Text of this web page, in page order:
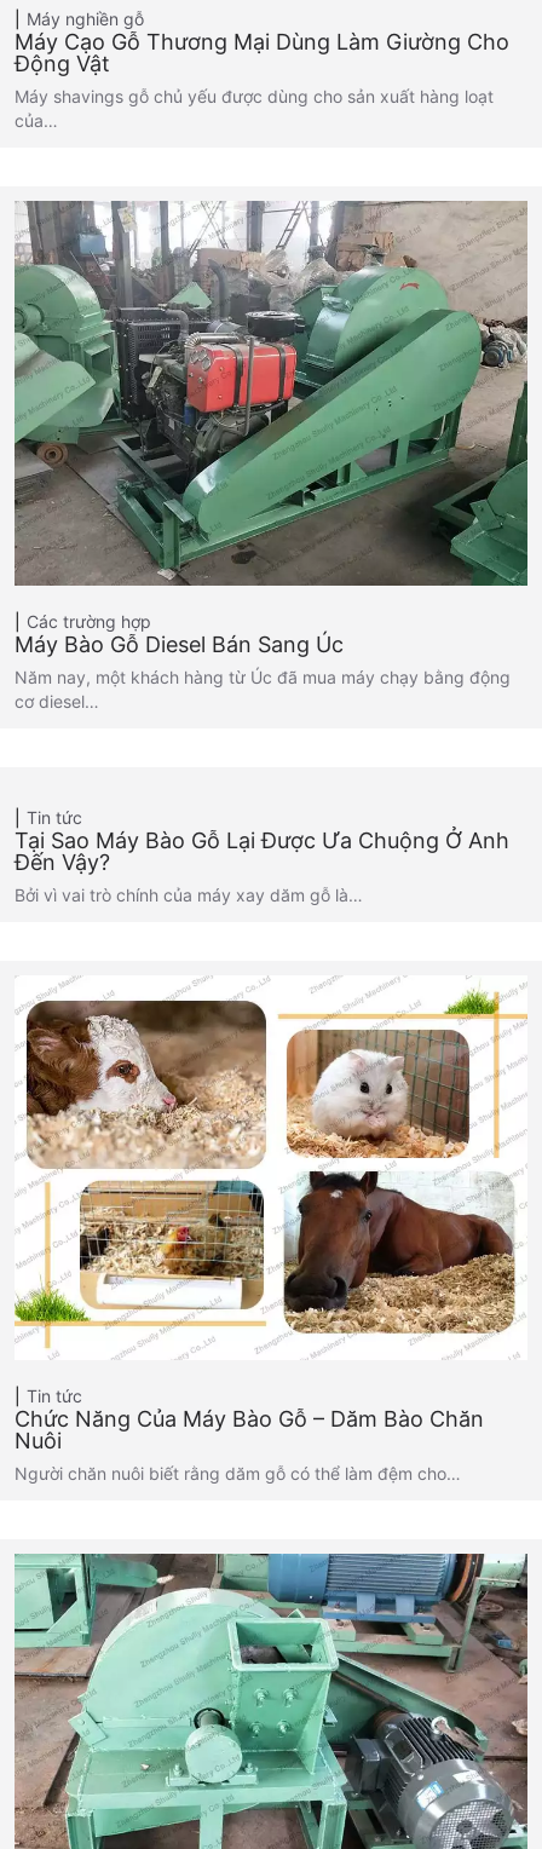
Máy nghiền gỗ
Máy Cạo Gỗ Thương Mại Dùng Làm Giường Cho
Động Vật
Máy shavings gỗ chủ yếu được dùng cho sản xuất hàng loạt
của…
Các trường hợp
Máy Bào Gỗ Diesel Bán Sang Úc
Năm nay, một khách hàng từ Úc đã mua máy chạy bằng động
cơ diesel…
Tin tức
Tại Sao Máy Bào Gỗ Lại Được Ưa Chuộng Ở Anh
Đến Vậy?
Bởi vì vai trò chính của máy xay dăm gỗ là…
Tin tức
Chức Năng Của Máy Bào Gỗ – Dăm Bào Chăn
Nuôi
Người chăn nuôi biết rằng dăm gỗ có thể làm đệm cho…